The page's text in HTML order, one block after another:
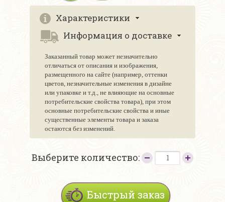
Характеристики
Информация о доставке
Заказанный товар может незначительно
отличаться от описания и изображения,
размещенного на сайте (например, оттенки
цветов, незначительные изменения в дизайне
или упаковке и т.д., не влияющие на основные
потребительские свойства товара), при этом
основные потребительские свойства и иные
существенные элементы товара и заказа
остаются без изменений.
Выберите количество:
Быстрый заказ